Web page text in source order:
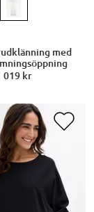
med
019 kr